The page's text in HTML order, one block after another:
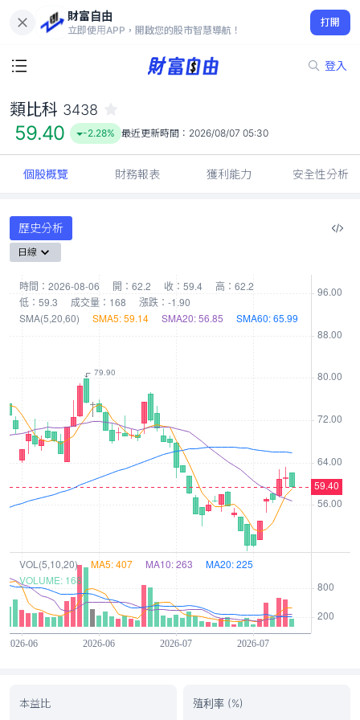
財富自由
立即使用APP，開啟您的股市智慧導航！
打開
登入
59.40
-2.28%
類比科 3438
59.40 -2.28% 最近更新時間： 2026/08/07 05:30
個股概覽 財務報表 獲利能力 安全性分析
歷史分析
日線
本益比 殖利率 (%)